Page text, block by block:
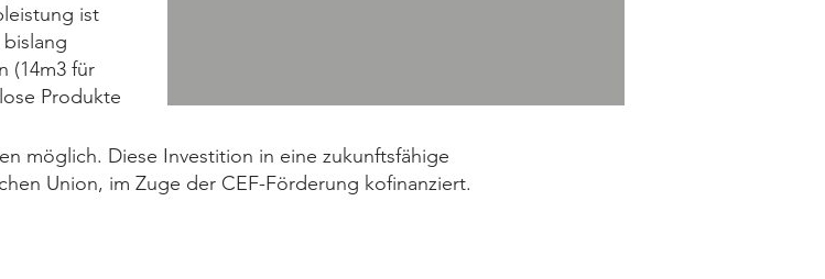
ist
(14m3 für
Produkte
möglich. Diese Investition in eine zukunftsfähige
Union, im Zuge der CEF-Förderung kofinanziert.